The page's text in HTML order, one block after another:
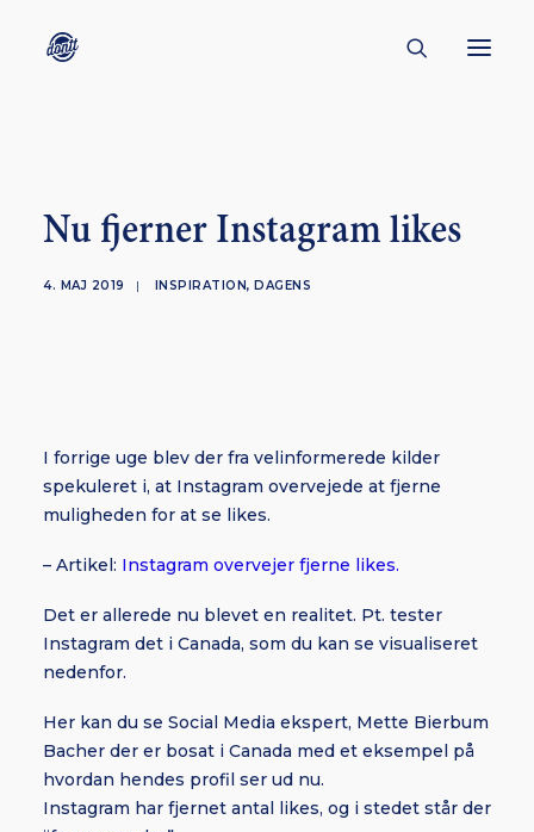
ENGLISH
CREATORS
SUBSCRIBE
Nu fjerner Instagram likes
4. MAJ 2019 | INSPIRATION, DAGENS
I forrige uge blev der fra velinformerede kilder
spekuleret i, at Instagram overvejede at fjerne
muligheden for at se likes.
– Artikel: Instagram overvejer fjerne likes.
Det er allerede nu blevet en realitet. Pt. tester
Instagram det i Canada, som du kan se visualiseret
nedenfor.
Her kan du se Social Media ekspert, Mette Bierbum
Bacher der er bosat i Canada med et eksempel på
hvordan hendes profil ser ud nu.
Instagram har fjernet antal likes, og i stedet står der